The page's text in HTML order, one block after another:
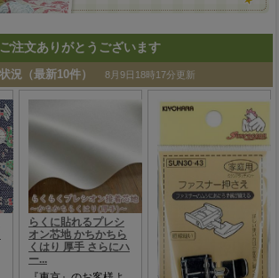
ご注文ありがとうございます